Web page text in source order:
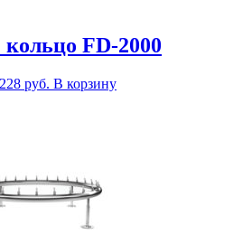
FD-2000
руб. В корзину